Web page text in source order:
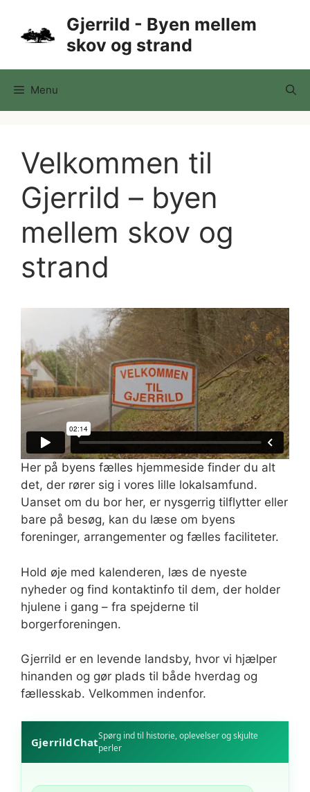
indhold
Gjerrild - Byen mellem
skov og strand
Menu
Velkommen til
Gjerrild – byen
mellem skov og
strand
Her på byens fælles hjemmeside finder du alt
det, der rører sig i vores lille lokalsamfund.
Uanset om du bor her, er nysgerrig tilflytter eller
bare på besøg, kan du læse om byens
foreninger, arrangementer og fælles faciliteter.
Hold øje med kalenderen, læs de nyeste
nyheder og find kontaktinfo til dem, der holder
hjulene i gang – fra spejderne til
borgerforeningen.
Gjerrild er en levende landsby, hvor vi hjælper
hinanden og gør plads til både hverdag og
fællesskab. Velkommen indenfor.
GjerrildChatSpørg ind til historie, oplevelser og skjulte
perler